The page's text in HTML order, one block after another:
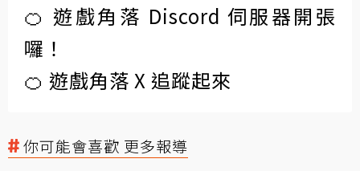
🍊 遊戲角落 Discord 伺服器開張
囉！
🍊 遊戲角落 X 追蹤起來
你可能會喜歡 更多報導